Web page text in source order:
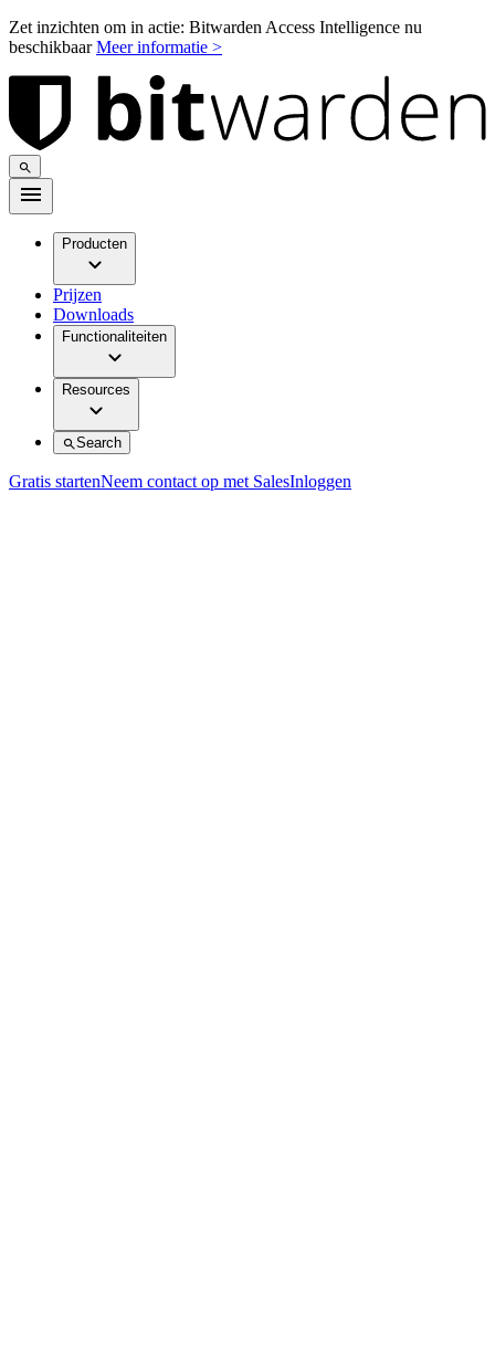
Zet inzichten om in actie: Bitwarden Access Intelligence nu
beschikbaarMeer informatie >
Producten
Prijzen
Downloads
Functionaliteiten
Resources
Search
Gratis startenNeem contact op met SalesInloggen